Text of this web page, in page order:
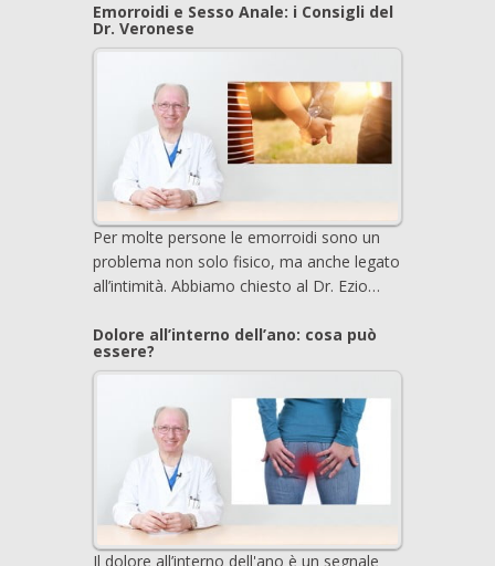
Emorroidi e Sesso Anale: i Consigli del
Dr. Veronese
Per molte persone le emorroidi sono un
problema non solo fisico, ma anche legato
all’intimità. Abbiamo chiesto al Dr. Ezio…
Dolore all’interno dell’ano: cosa può
essere?
Il dolore all’interno dell'ano è un segnale